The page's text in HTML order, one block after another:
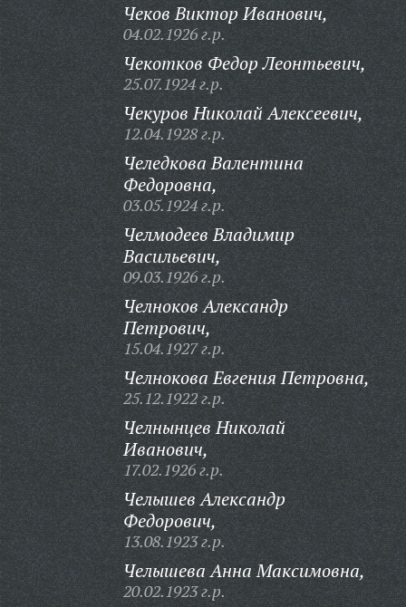
Чеков Виктор Иванович,
04.02.1926 г.р.
Чекотков Федор Леонтьевич,
25.07.1924 г.р.
Чекуров Николай Алексеевич,
12.04.1928 г.р.
Челедкова Валентина
Федоровна,
03.05.1924 г.р.
Челмодеев Владимир
Васильевич,
09.03.1926 г.р.
Челноков Александр
Петрович,
15.04.1927 г.р.
Челнокова Евгения Петровна,
25.12.1922 г.р.
Челнынцев Николай
Иванович,
17.02.1926 г.р.
Челышев Александр
Федорович,
13.08.1923 г.р.
Челышева Анна Максимовна,
20.02.1923 г.р.